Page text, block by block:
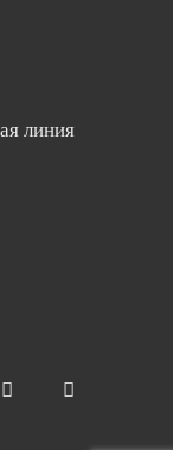
линия